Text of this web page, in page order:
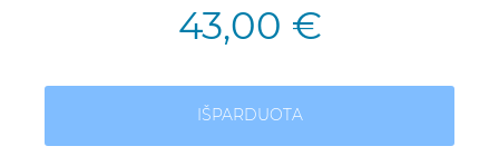
43,00 €
IŠPARDUOTA